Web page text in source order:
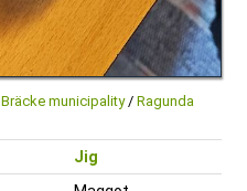
Bräcke municipality/ Ragunda
Jig